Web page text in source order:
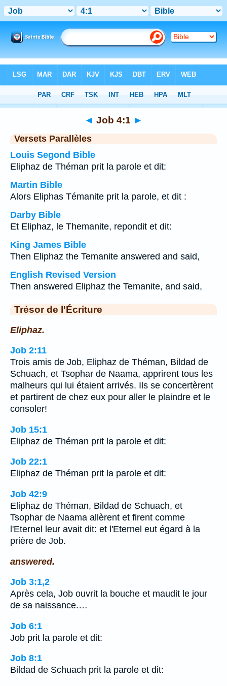
Chapitre 4 > Verset 1
◄ Job 4:1 ►
Versets Parallèles
Louis Segond Bible
Eliphaz de Théman prit la parole et dit:
Martin Bible
Alors Eliphas Témanite prit la parole, et dit :
Darby Bible
Et Eliphaz, le Themanite, repondit et dit:
King James Bible
Then Eliphaz the Temanite answered and said,
English Revised Version
Then answered Eliphaz the Temanite, and said,
Trésor de l'Écriture
Eliphaz.
Job 2:11
Trois amis de Job, Eliphaz de Théman, Bildad de
Schuach, et Tsophar de Naama, apprirent tous les
malheurs qui lui étaient arrivés. Ils se concertèrent
et partirent de chez eux pour aller le plaindre et le
consoler!
Job 15:1
Eliphaz de Théman prit la parole et dit:
Job 22:1
Eliphaz de Théman prit la parole et dit:
Job 42:9
Eliphaz de Théman, Bildad de Schuach, et
Tsophar de Naama allèrent et firent comme
l'Eternel leur avait dit: et l'Eternel eut égard à la
prière de Job.
answered.
Job 3:1,2
Après cela, Job ouvrit la bouche et maudit le jour
de sa naissance.…
Job 6:1
Job prit la parole et dit:
Job 8:1
Bildad de Schuach prit la parole et dit: